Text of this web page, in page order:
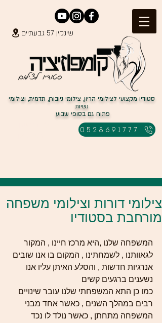
שינקין 57 גבעתיים
סטודיו מקצועי לצילומי הריון, צילומי ניובורן, תדמית, וצילומי
נשיות
פתוח גם בסופי שבוע
0528691777
צילומי דורות וצילומי משפחה
מורחבת בסטודיו
המשפחה שלנו ,היא מרכז חיינו , המקור
לגאוותנו , לשמחתינו , המקום בו אנו שובים
אנרגיות חדשות , והסלע האיתן עליו אנו
נשענים ברגעים קשים
כמו כן התא המשפחתי שלנו עובר שינויים
רבים במהלך השנים , כאשר אחד מבני
המשפחה מתחתן , כאשר נולד לו נכד